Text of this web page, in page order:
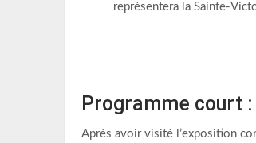
représentera la Sainte-
Programme court :
Après avoir visité l’exposition